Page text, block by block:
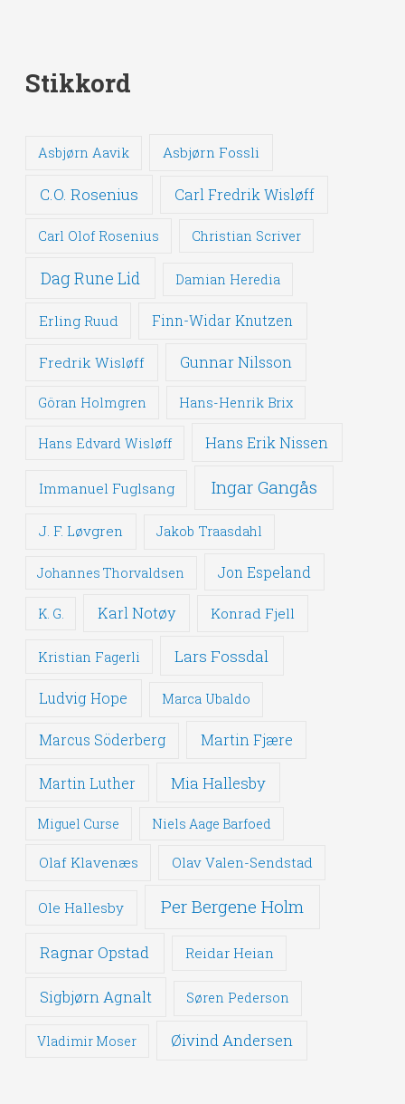
Stikkord
Asbjørn Aavik Asbjørn Fossli
C.O. Rosenius Carl Fredrik Wisløff
Carl Olof Rosenius Christian Scriver
Dag Rune Lid Damian Heredia
Erling Ruud Finn-Widar Knutzen
Fredrik Wisløff Gunnar Nilsson
Göran Holmgren Hans-Henrik Brix
Hans Edvard Wisløff Hans Erik Nissen
Immanuel Fuglsang Ingar Gangås
J. F. Løvgren Jakob Traasdahl
Johannes Thorvaldsen Jon Espeland
K. G. Karl Notøy Konrad Fjell
Kristian Fagerli Lars Fossdal
Ludvig Hope Marca Ubaldo
Marcus Söderberg Martin Fjære
Martin Luther Mia Hallesby
Miguel Curse Niels Aage Barfoed
Olaf Klavenæs Olav Valen-Sendstad
Ole Hallesby Per Bergene Holm
Ragnar Opstad Reidar Heian
Sigbjørn Agnalt Søren Pederson
Vladimir Moser Øivind Andersen